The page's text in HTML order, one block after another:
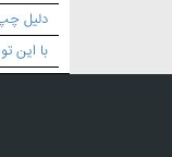
دلیل
با این